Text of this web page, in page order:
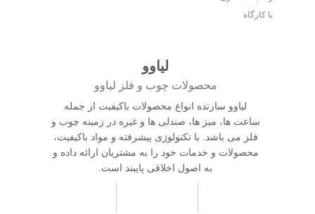
با کارگاه
لیاوو
محصولات چوب و فلز لیاوو
لیاوو سازنده انواع محصولات باکیفیت از جمله
ساعت ها، میز ها، صندلی ها و غیره در زمینه چوب و
فلز می باشد. با تکنولوژی پیشرفته و مواد باکیفیت،
محصولات و خدمات خود را به مشتریان ارائه داده و
به اصول اخلاقی پایبند است.